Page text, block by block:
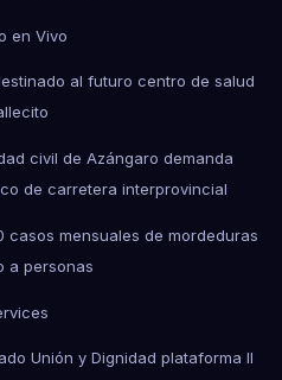
en Vivo
al futuro centro de salud
civil de Azángaro demanda
de carretera interprovincial
casos mensuales de mordeduras
a personas
Unión y Dignidad plataforma II